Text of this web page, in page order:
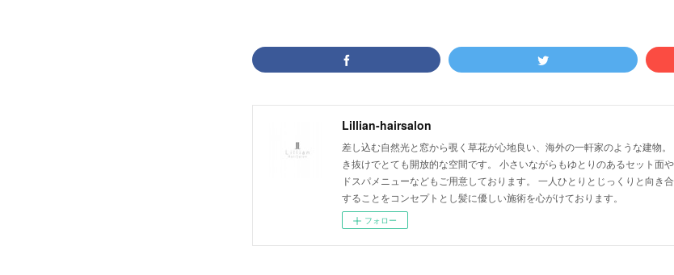
Lillian-hairsalon
差し込む自然光と窓から覗く草花が心地良い、海外の一軒家のような建物
き抜けでとても開放的な空間です。 小さいながらもゆとりのあるセット面
ドスパメニューなどもご用意しております。 一人ひとりとじっくりと向き
することをコンセプトとし髪に優しい施術を心がけております。
フォロー